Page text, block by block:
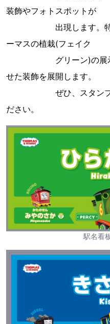
装飾やフォトスポットが
出現します。特に、
ーマスの植栽(フェイク
グリーン)の展示な
せた装飾を展開します。
ぜひ、スタンプラリ
ださい。
駅名看